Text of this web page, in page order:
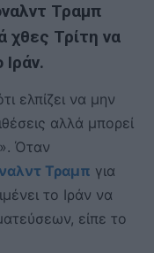
Τραμπ
χθες Τρίτη να
ελπίζει να μην
αλλά μπορεί
Όταν
Τραμπ για
το Ιράν να
είπε το